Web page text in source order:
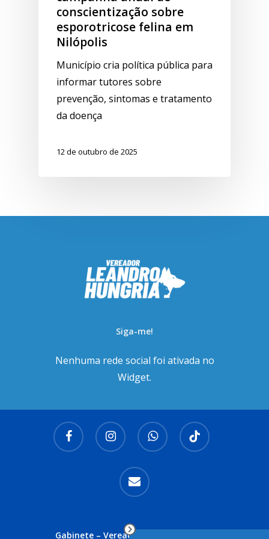
conscientização sobre
esporotricose felina em
Nilópolis
Município cria política pública para
informar tutores sobre
prevenção, sintomas e tratamento
da doença
12 de outubro de 2025
Siga-me!
Nenhuma rede social foi ativada no
Widget.
facebook instagram whatsapp tiktok
email
Gabinete – Vereador Leandro Hungria